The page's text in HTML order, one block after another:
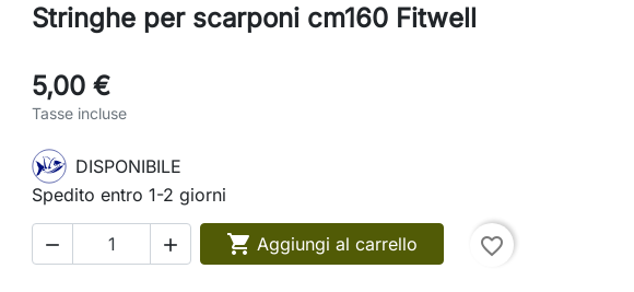
Stringhe per scarponi cm160 Fitwell
5,00 €
Tasse incluse
DISPONIBILE
Spedito entro 1-2 giorni
   Aggiungi al carrello favorite_border